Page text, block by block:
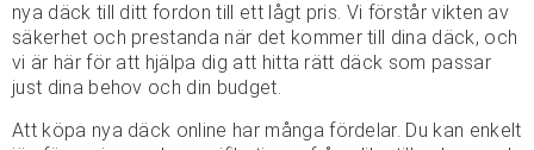
nya däck till ditt fordon till ett lågt pris. Vi förstår vikten av
säkerhet och prestanda när det kommer till dina däck, och
vi är här för att hjälpa dig att hitta rätt däck som passar
just dina behov och din budget.
Att köpa nya däck online har många fördelar. Du kan enkelt